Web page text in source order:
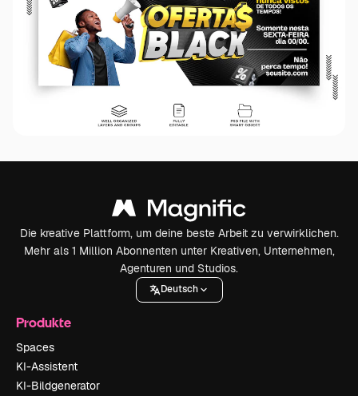
Die kreative Plattform, um deine beste Arbeit zu verwirklichen.
Mehr als 1 Million Abonnenten unter Kreativen, Unternehmen,
Agenturen und Studios.
Deutsch
Produkte
Spaces
KI-Assistent
KI-Bildgenerator